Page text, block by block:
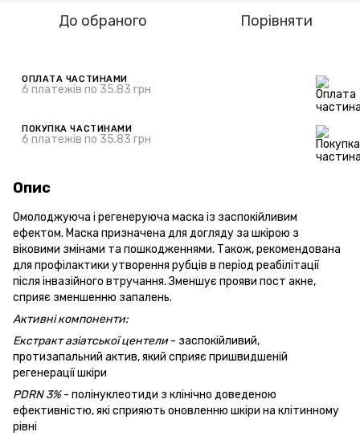
До обраного Порівняти
ОПЛАТА ЧАСТИНАМИ
6 платежів по 35.83 грн
ПОКУПКА ЧАСТИНАМИ
6 платежів по 35.83 грн
Опис
Омолоджуюча і регенеруюча маска із заспокійливим
ефектом. Маска призначена для догляду за шкірою з
віковими змінами та пошкодженнями. Також, рекомендована
для профілактики утворення рубців в період реабілітації
після інвазійного втручання. Зменшує прояви пост акне,
сприяє зменшенню запалень.
Активні компоненти:
Екстракт азіатської центели- заспокійливий,
протизапальний актив, який сприяє пришвидшеній
регенерації шкіри
PDRN 3%- полінуклеотиди з клінічно доведеною
ефективністю, які сприяють оновленню шкіри на клітинному
рівні